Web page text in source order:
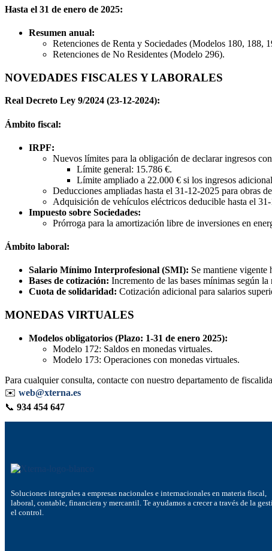
Hasta el 31 de enero de 2025:
Resumen anual:
Retenciones de Renta y Sociedades (Modelos 180, 188,
Retenciones de No Residentes (Modelo 296).
NOVEDADES FISCALES Y LABORALES
Real Decreto Ley 9/2024 (23-12-2024):
Ámbito fiscal:
IRPF:
Nuevos límites para la obligación de declarar ingresos
Límite general: 15.786 €.
Límite ampliado a 22.000 € si los ingresos
Deducciones ampliadas hasta el 31-12-2025 para obras
Adquisición de vehículos eléctricos deducible hasta el
Impuesto sobre Sociedades:
Prórroga para la amortización libre de inversiones en
Ámbito laboral:
Salario Mínimo Interprofesional (SMI): Se mantiene vigente
Bases de cotización: Incremento de las bases mínimas según
Cuota de solidaridad: Cotización adicional para salarios
MONEDAS VIRTUALES
Modelos obligatorios (Plazo: 1-31 de enero 2025):
Modelo 172: Saldos en monedas virtuales.
Modelo 173: Operaciones con monedas virtuales.
Para cualquier consulta, contacte con nuestro departamento de
✉️ web@xterna.es
📞 934 454 647
Soluciones integrales a empresas nacionales e internacionales en materia fiscal,
laboral, contable, financiera y mercantil. Te ayudamos a crecer a través de la
el control.